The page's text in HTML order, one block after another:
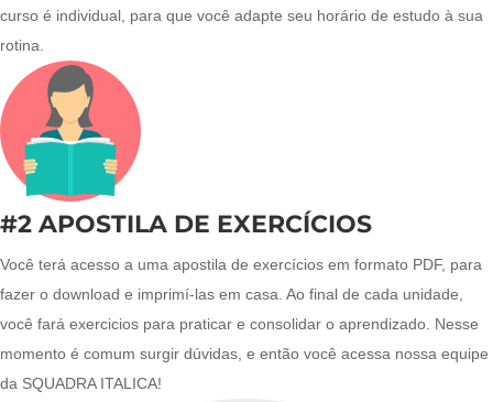
curso é individual, para que você adapte seu horário de estudo à sua
rotina.
#2 APOSTILA DE EXERCÍCIOS
Você terá acesso a uma apostila de exercícios em formato PDF, para
fazer o download e imprimí-las em casa. Ao final de cada unidade,
você fará exercicios para praticar e consolidar o aprendizado. Nesse
momento é comum surgir dúvidas, e então você acessa nossa equipe
da SQUADRA ITALICA!